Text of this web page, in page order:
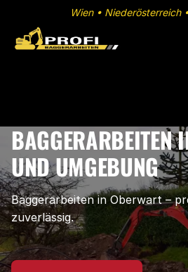
Wien • Niederösterreich
BAGGERARBEITEN
UND UMGEBUNG
Baggerarbeiten in Oberwart –
zuverlässig.